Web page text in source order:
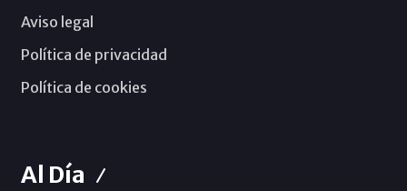
Aviso legal
Política de privacidad
Política de cookies
Al Día